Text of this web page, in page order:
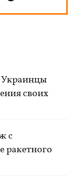
Украинцы
своих
с
ракетного